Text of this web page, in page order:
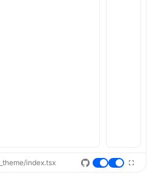
index.tsx